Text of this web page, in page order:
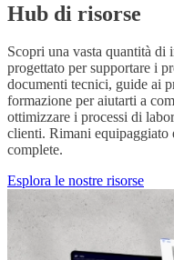
Hub di risorse
Scopri una vasta quantità
progettato per supportare i
documenti tecnici, guide ai
formazione per aiutarti a
ottimizzare i processi di
clienti. Rimani equipaggiato
complete.
Esplora le nostre risorse